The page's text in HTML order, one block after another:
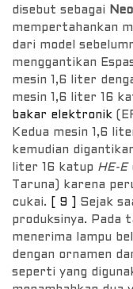
disebut sebagai
mempertahankan
dari model
menggantikan
mesin 1,6 liter
mesin 1,6 liter 16
bakar elektronik
Kedua mesin 1,6
kemudian
liter 16 katup HE-E
Taruna) karena
cukai.
[ 9 ]
Sejak
produksinya. Pada
menerima lampu
dengan ornamen
seperti yang